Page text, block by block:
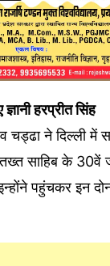
हरप्रीत सिंह
चड्ढा ने दिल्ली में
साहिब के 30वें
पहुंचकर इन